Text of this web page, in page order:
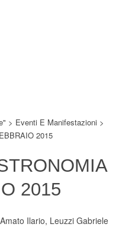
> Eventi E Manifestazioni >
2015
2015
Ilario, Leuzzi Gabriele